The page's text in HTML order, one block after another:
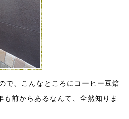
で、こんなところにコーヒー豆焙
も前からあるなんて、全然知りま